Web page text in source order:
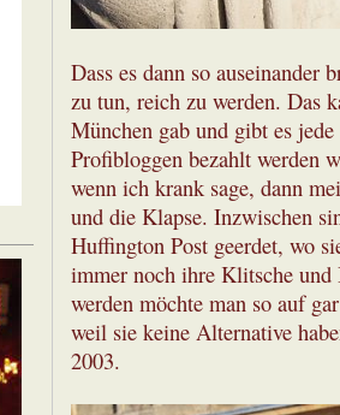
Dass es dann so auseinander
zu tun, reich zu werden. Das
München gab und gibt es
Profibloggen bezahlt werden
wenn ich krank sage, dann
und die Klapse. Inzwischen
Huffington Post geerdet, wo
immer noch ihre Klitsche und
werden möchte man so auf
weil sie keine Alternative
2003.